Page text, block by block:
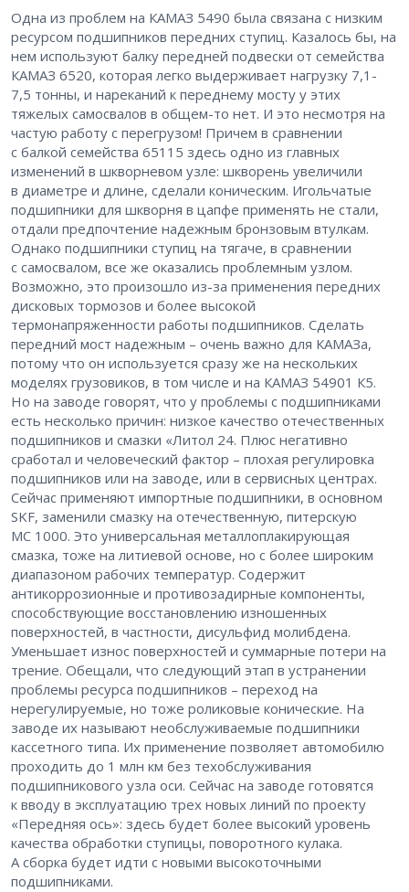
Одна из проблем на КАМАЗ 5490 была связана с низким
ресурсом подшипников передних ступиц. Казалось бы, на
нем используют балку передней подвески от семейства
КАМАЗ 6520, которая легко выдерживает нагрузку 7,1-
7,5 тонны, и нареканий к переднему мосту у этих
тяжелых самосвалов в общем-то нет. И это несмотря на
частую работу с перегрузом! Причем в сравнении
с балкой семейства 65115 здесь одно из главных
изменений в шкворневом узле: шкворень увеличили
в диаметре и длине, сделали коническим. Игольчатые
подшипники для шкворня в цапфе применять не стали,
отдали предпочтение надежным бронзовым втулкам.
Однако подшипники ступиц на тягаче, в сравнении
с самосвалом, все же оказались проблемным узлом.
Возможно, это произошло из-за применения передних
дисковых тормозов и более высокой
термонапряженности работы подшипников. Сделать
передний мост надежным – ​очень важно для КАМАЗа,
потому что он используется сразу же на нескольких
моделях грузовиков, в том числе и на КАМАЗ 54901 К5.
Но на заводе говорят, что у проблемы с подшипниками
есть несколько причин: низкое качество отечественных
подшипников и смазки «Литол 24. Плюс негативно
сработал и человеческий фактор – ​плохая регулировка
подшипников или на заводе, или в сервисных центрах.
Сейчас применяют импортные подшипники, в основном
SKF, заменили смазку на отечественную, питерскую
МС 1000. Это универсальная металлоплакирующая
смазка, тоже на литиевой основе, но с более широким
диапазоном рабочих температур. Содержит
антикоррозионные и противозадирные компоненты,
способствующие восстановлению изношенных
поверхностей, в частности, дисульфид молибдена.
Уменьшает износ поверхностей и суммарные потери на
трение. Обещали, что следующий этап в устранении
проблемы ресурса подшипников – ​переход на
нерегулируемые, но тоже роликовые конические. На
заводе их называют необслуживаемые подшипники
кассетного типа. Их применение позволяет автомобилю
проходить до 1 млн км без техобслуживания
подшипникового узла оси. Сейчас на заводе готовятся
к вводу в эксплуатацию трех новых линий по проекту
«Передняя ось»: здесь будет более высокий уровень
качества обработки ступицы, поворотного кулака.
А сборка будет идти с новыми высокоточными
подшипниками.